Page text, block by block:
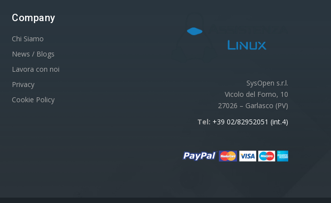
Company
Chi Siamo
News / Blogs
Lavora con noi
Privacy
Cookie Policy
SysOpen s.r.l.
Vicolo del Forno, 10
27026 – Garlasco (PV)
Tel: +39 02/82952051 (int.4)